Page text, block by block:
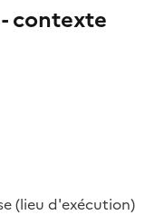
contexte
(lieu d'exécution)